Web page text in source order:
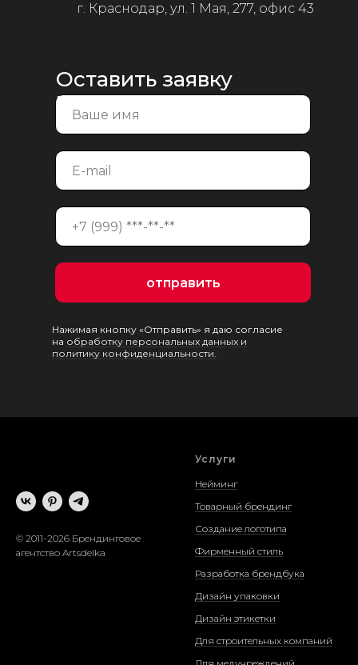
отправить
Оставить заявку
на консультацию
г. Краснодар, ул. 1 Мая, 277, офис 43
Нажимая кнопку «Отправить» я даю согласие
на обработку персональных данных и
политику конфиденциальности.
© 2011-2026 Брендинговое
агентство Artsdelka
Услуги
Нейминг
Товарный брендинг
Создание логотипа
Фирменный стиль
Разработка брендбука
Дизайн упаковки
Дизайн этикетки
Для строительных компаний